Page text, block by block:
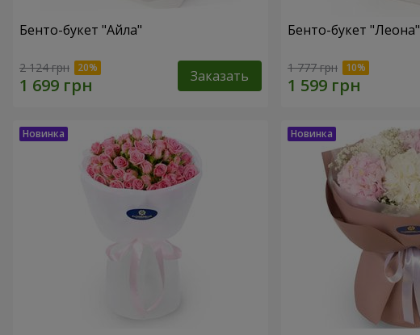
Бенто-букет "Айла"
2 124 грн Заказать
Бенто-букет "Леона"
1 777 грн